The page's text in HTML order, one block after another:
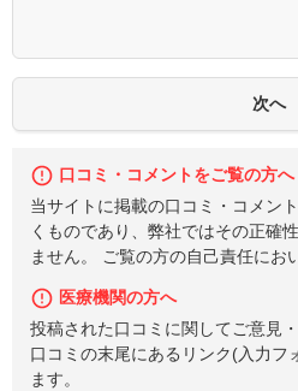
口コミ・コメントをご覧の方へ
当サイトに掲載の口コミ・コメン
くものであり、弊社ではその正確
ません。 ご覧の方の自己責任にお
医療機関の方へ
投稿された口コミに関してご意見
口コミの末尾にあるリンク(入力フ
ます。